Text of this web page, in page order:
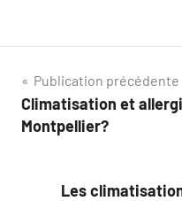
Navigation
de
Publication précédente
Climatisation et
Montpellier?
Les